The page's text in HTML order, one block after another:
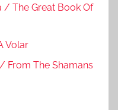
/ The Great Book Of
Volar
From The Shamans